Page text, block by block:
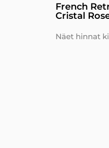
French
Cristal
Näet hinnat